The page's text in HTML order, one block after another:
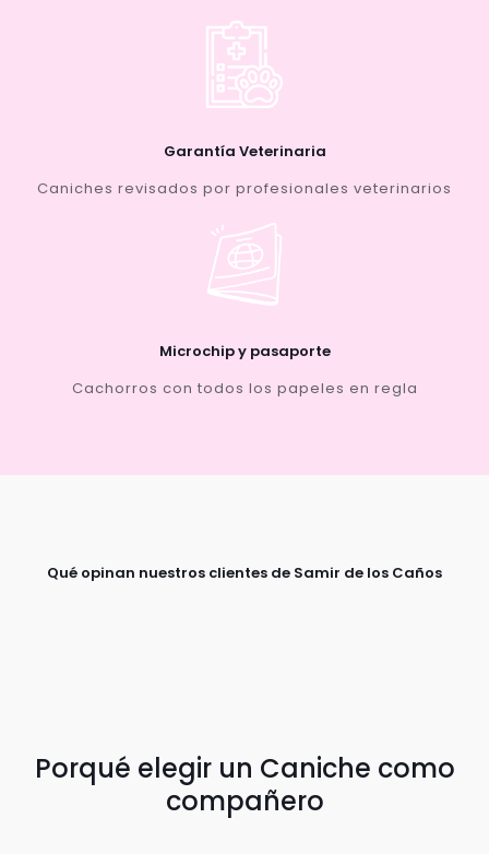
Garantía Veterinaria
Caniches revisados por profesionales veterinarios
Microchip y pasaporte
Cachorros con todos los papeles en regla
Qué opinan nuestros clientes de Samir de los Caños
Porqué elegir un Caniche como
compañero